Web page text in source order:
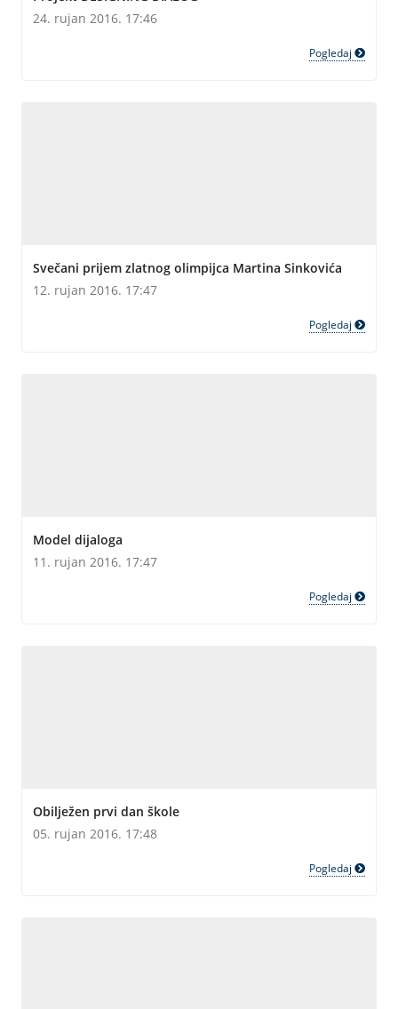
24. rujan 2016. 17:46
Pogledaj
Svečani prijem zlatnog olimpijca Martina Sinkovića
12. rujan 2016. 17:47
Pogledaj
Model dijaloga
11. rujan 2016. 17:47
Pogledaj
Obilježen prvi dan škole
05. rujan 2016. 17:48
Pogledaj